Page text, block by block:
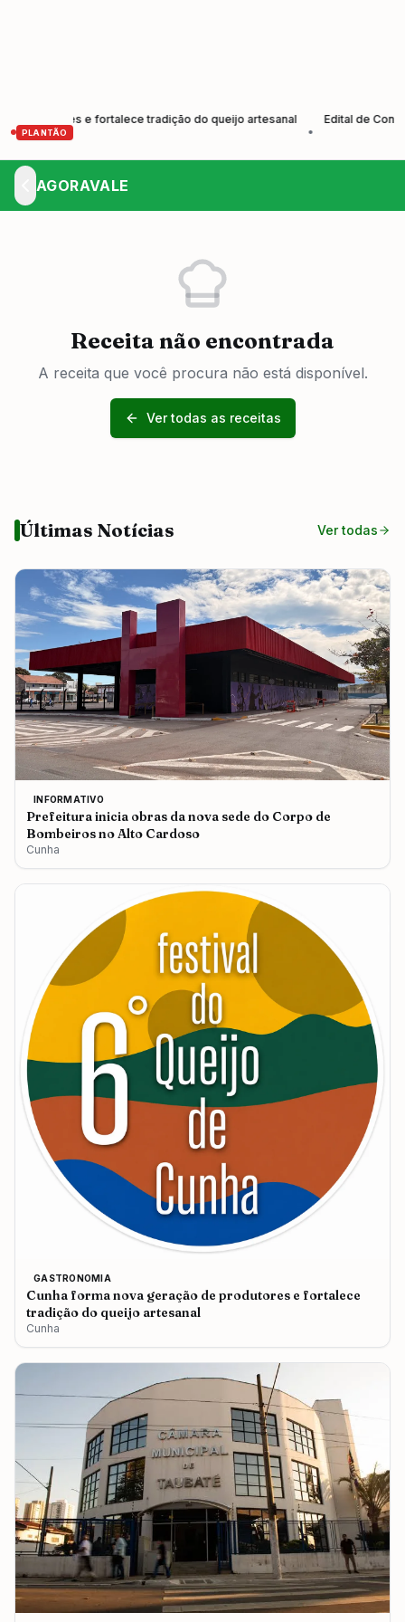
PLANTÃO
e fortalece tradição do queijo artesanal
Edital de
AGORAVALE
Receita não encontrada
A receita que você procura não está disponível.
Ver todas as receitas
Últimas Notícias Ver todas
INFORMATIVO
Prefeitura inicia obras da nova sede do Corpo de
Bombeiros no Alto Cardoso
Cunha
GASTRONOMIA
Cunha forma nova geração de produtores e fortalece
tradição do queijo artesanal
Cunha